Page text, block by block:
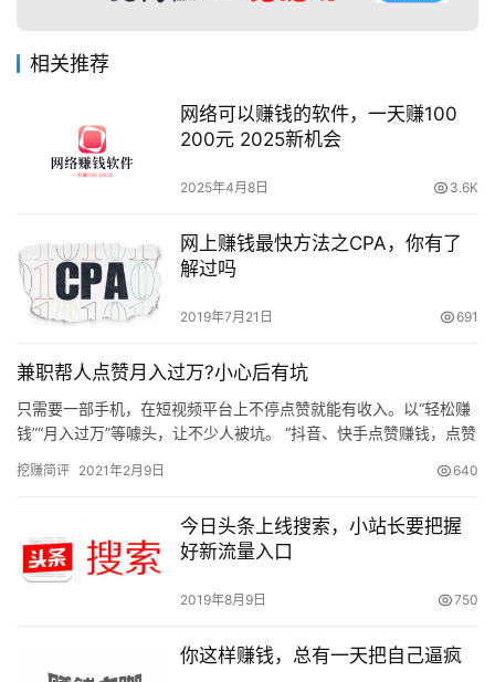
相关推荐
网络可以赚钱的软件，一天赚100
200元 2025新机会
2025年4月8日 3.6K
网上赚钱最快方法之CPA，你有了
解过吗
2019年7月21日 691
兼职帮人点赞月入过万?小心后有坑
只需要一部手机，在短视频平台上不停点赞就能有收入。以“轻松赚
钱”“月入过万”等噱头，让不少人被坑。 “抖音、快手点赞赚钱，点赞
挖赚简评 2021年2月9日 640
今日头条上线搜索，小站长要把握
好新流量入口
2019年8月9日 750
你这样赚钱，总有一天把自己逼疯